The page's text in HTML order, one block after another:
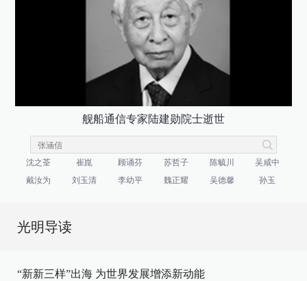
舰船通信专家陆建勋院士逝世
沈之荃 崔崑 顾诵芬 苏哲子 陈毓川
吴咸中
戴汝为
刘玉清 李幼平 魏正耀 吴德馨 孙玉
光明导读
“新新三样”出海 为世界发展增添新动能